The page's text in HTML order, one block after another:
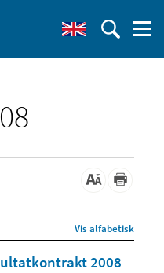
Vis alfabetisk
2008